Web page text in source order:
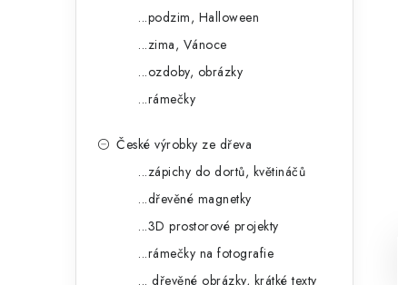
...podzim, Halloween
...zima, Vánoce
...ozdoby, obrázky
...rámečky
České výrobky ze dřeva
...zápichy do dortů, květináčů
...dřevěné magnetky
...3D prostorové projekty
...rámečky na fotografie
... dřevěné obrázky, krátké texty